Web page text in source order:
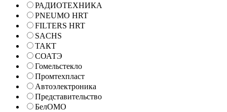
РАДИОТЕХНИКА
PNEUMO HRT
FILTERS HRT
SACHS
ТАКТ
СОАТЭ
Гомельстекло
Промтехпласт
Автоэлектроника
Представительство
БелОМО